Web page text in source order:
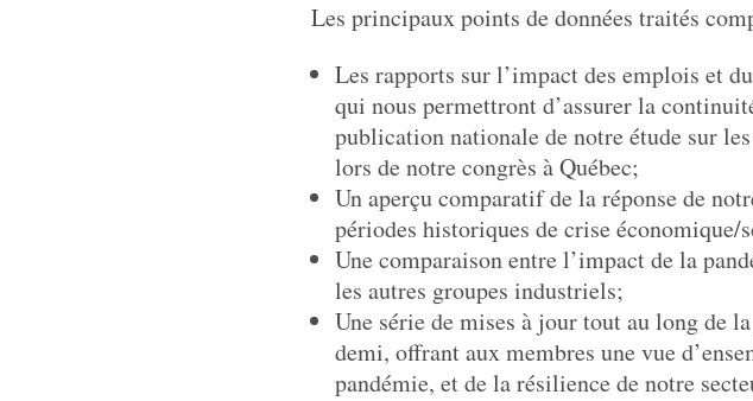
Les principaux points de données traités
Les rapports sur l’impact des emplois et
qui nous permettront d’assurer la
publication nationale de notre étude sur
lors de notre congrès à Québec;
Un aperçu comparatif de la réponse de
périodes historiques de crise économique/
Une comparaison entre l’impact de la
les autres groupes industriels;
Une série de mises à jour tout au long de
demi, offrant aux membres une vue
pandémie, et de la résilience de notre